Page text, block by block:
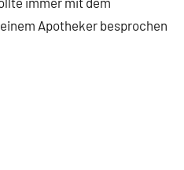
Apotheker besprochen